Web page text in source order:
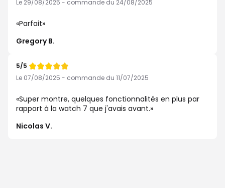
de
Le 29/08/2025 - commande du 24/08/2025
Parfait
Gregory B.
Note
de
5/5
Le 07/08/2025 - commande du 11/07/2025
Super montre, quelques fonctionnalités en plus par
rapport à la watch 7 que j'avais avant.
Nicolas V.